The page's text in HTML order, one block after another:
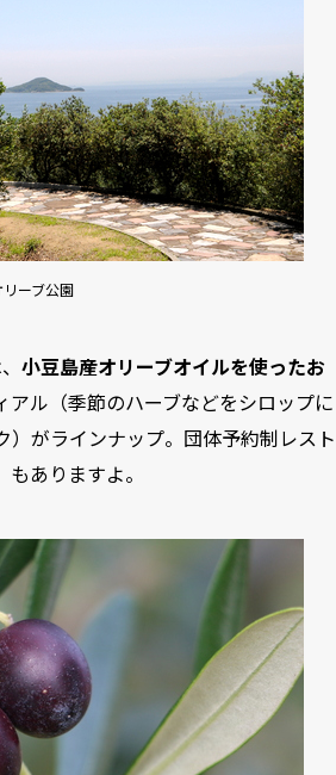
ーブ公園
小豆島産オリーブオイルを使ったお
アル（季節のハーブなどをシロップに
）がラインナップ。団体予約制レスト
ありますよ。